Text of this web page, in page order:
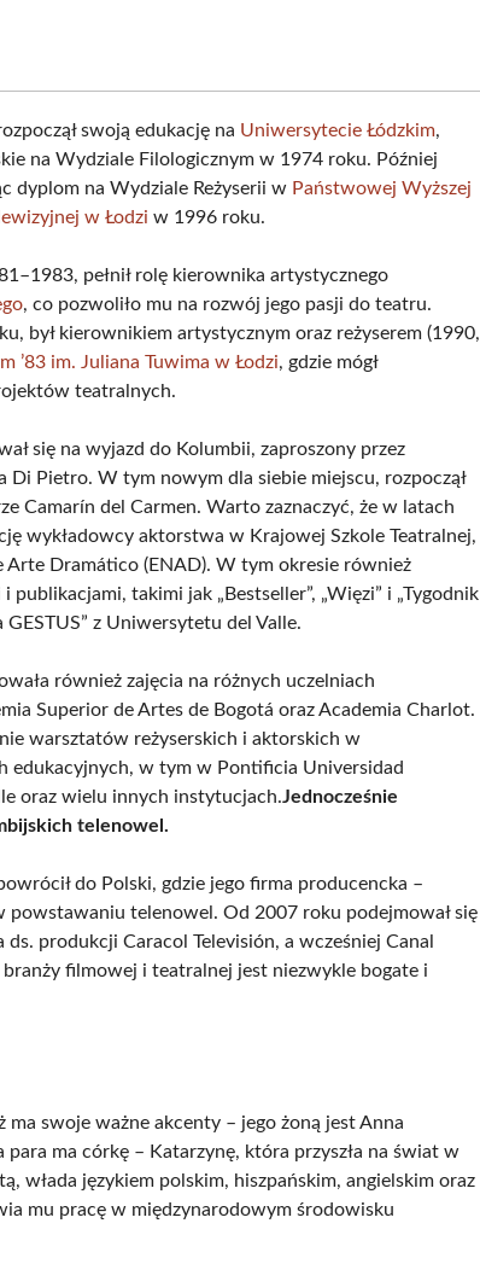
swoją edukację na Uniwersytecie Łódzkim,
na Wydziale Filologicznym w 1974 roku. Później
dyplom na Wydziale Reżyserii w Państwowej Wyższej
w Łodzi w 1996 roku.
pełnił rolę kierownika artystycznego
, co pozwoliło mu na rozwój jego pasji do teatru.
był kierownikiem artystycznym oraz reżyserem (1990,
’83 im. Juliana Tuwima w Łodzi, gdzie mógł
teatralnych.
się na wyjazd do Kolumbii, zaproszony przez
Di Pietro. W tym nowym dla siebie miejscu, rozpoczął
Camarín del Carmen . Warto zaznaczyć, że w latach
wykładowcy aktorstwa w Krajowej Szkole Teatralnej,
Arte Dramático (ENAD). W tym okresie również
publikacjami, takimi jak „Bestseller”, „Więzi” i „Tygodnik
GESTUS” z Uniwersytetu del Valle.
również zajęcia na różnych uczelniach
Superior de Artes de Bogotá oraz Academia Charlot.
warsztatów reżyserskich i aktorskich w
edukacyjnych, w tym w Pontificia Universidad
oraz wielu innych instytucjach.Jednocześnie
telenowel.
do Polski, gdzie jego firma producencka –
powstawaniu telenowel. Od 2007 roku podejmował się
produkcji Caracol Televisión, a wcześniej Canal
filmowej i teatralnej jest niezwykle bogate i
ma swoje ważne akcenty – jego żoną jest Anna
para ma córkę – Katarzynę, która przyszła na świat w
włada językiem polskim, hiszpańskim, angielskim oraz
mu pracę w międzynarodowym środowisku